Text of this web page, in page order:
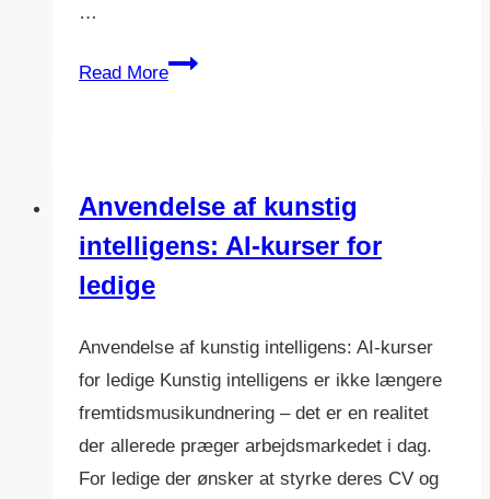
…
Read MoreAI
Anvendelse af kunstig
intelligens: AI-kurser for
ledige
Anvendelse af kunstig intelligens: AI-kurser
for ledige Kunstig intelligens er ikke længere
fremtidsmusikundnering – det er en realitet
der allerede præger arbejdsmarkedet i dag.
For ledige der ønsker at styrke deres CV og